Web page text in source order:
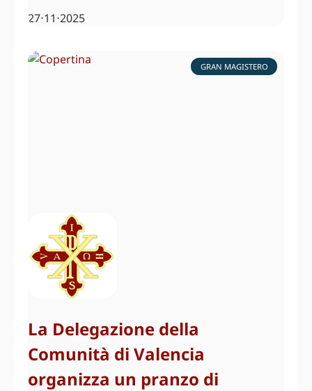
27⋅11⋅2025
GRAN MAGISTERO
La Delegazione della
Comunità di Valencia
organizza un pranzo di